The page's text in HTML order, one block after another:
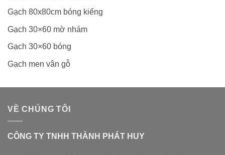
Gạch 80x80cm bóng kiếng
Gạch 30×60 mờ nhám
Gạch 30×60 bóng
Gạch men vân gỗ
VỀ CHÚNG TÔI
CÔNG TY TNHH THÀNH PHÁT HUY